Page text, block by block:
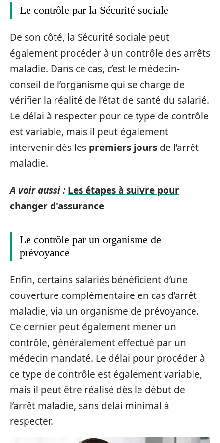
Le contrôle par la Sécurité sociale
De son côté, la Sécurité sociale peut
également procéder à un contrôle des arrêts
maladie. Dans ce cas, c’est le médecin-
conseil de l’organisme qui se charge de
vérifier la réalité de l’état de santé du salarié.
Le délai à respecter pour ce type de contrôle
est variable, mais il peut également
intervenir dès les premiers jours de l’arrêt
maladie.
A voir aussi : Les étapes à suivre pour
changer d'assurance
Le contrôle par un organisme de
prévoyance
Enfin, certains salariés bénéficient d’une
couverture complémentaire en cas d’arrêt
maladie, via un organisme de prévoyance.
Ce dernier peut également mener un
contrôle, généralement effectué par un
médecin mandaté. Le délai pour procéder à
ce type de contrôle est également variable,
mais il peut être réalisé dès le début de
l’arrêt maladie, sans délai minimal à
respecter.